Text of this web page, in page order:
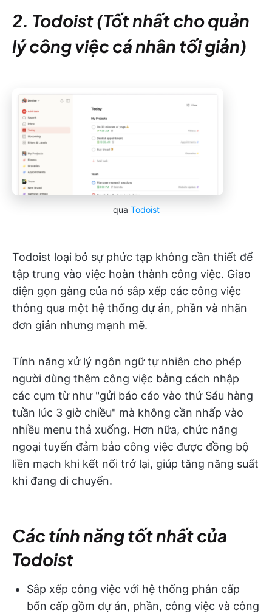
2. Todoist (Tốt nhất cho quản
lý công việc cá nhân tối giản)
qua Todoist
Todoist loại bỏ sự phức tạp không cần thiết để
tập trung vào việc hoàn thành công việc. Giao
diện gọn gàng của nó sắp xếp các công việc
thông qua một hệ thống dự án, phần và nhãn
đơn giản nhưng mạnh mẽ.
Tính năng xử lý ngôn ngữ tự nhiên cho phép
người dùng thêm công việc bằng cách nhập
các cụm từ như "gửi báo cáo vào thứ Sáu hàng
tuần lúc 3 giờ chiều" mà không cần nhấp vào
nhiều menu thả xuống. Hơn nữa, chức năng
ngoại tuyến đảm bảo công việc được đồng bộ
liền mạch khi kết nối trở lại, giúp tăng năng suất
khi đang di chuyển.
Các tính năng tốt nhất của
Todoist
Sắp xếp công việc với hệ thống phân cấp
bốn cấp gồm dự án, phần, công việc và công